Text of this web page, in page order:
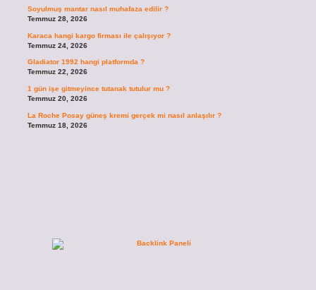
Soyulmuş mantar nasıl muhafaza edilir ?
Temmuz 28, 2026
Karaca hangi kargo firması ile çalışıyor ?
Temmuz 24, 2026
Gladiator 1992 hangi platformda ?
Temmuz 22, 2026
1 gün işe gitmeyince tutanak tutulur mu ?
Temmuz 20, 2026
La Roche Posay güneş kremi gerçek mi nasıl anlaşılır ?
Temmuz 18, 2026